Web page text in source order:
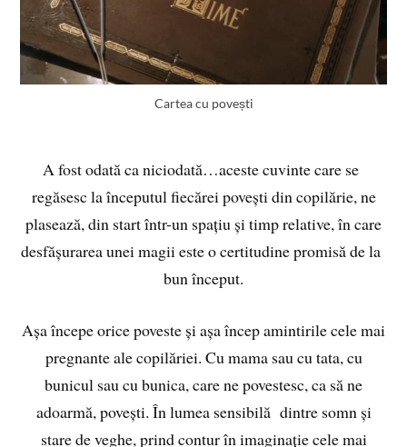
Cartea cu povești
A fost odată ca niciodată…aceste cuvinte care se
regăsesc la începutul fiecărei povești din copilărie, ne
plasează, din start într-un spațiu și timp relative, în care
desfășurarea unei magii este o certitudine promisă de la
bun început.
Așa începe orice poveste și așa încep amintirile cele mai
pregnante ale copilăriei. Cu mama sau cu tata, cu
bunicul sau cu bunica, care ne povestesc, ca să ne
adoarmă, povești. În lumea sensibilă dintre somn și
stare de veghe, prind contur în imaginație cele mai